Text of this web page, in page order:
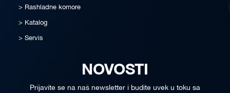
Rashladne komore
Katalog
Servis
NOVOSTI
Prijavite se na naš newsletter i budite uvek u toku sa